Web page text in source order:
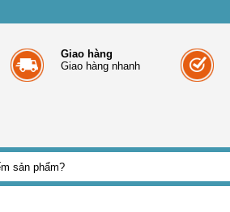
Giao hàng
Giao hàng nhanh